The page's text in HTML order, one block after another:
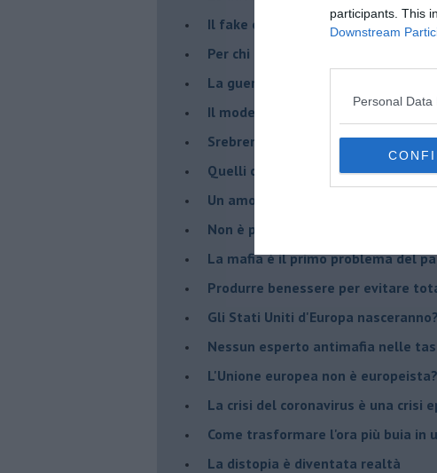
participants. This
Downstream
Personal
​Il fake e la mafia
Per chi combatte la mafia è l'ora più
La guerra nell'ex Jugoslavia, se
Il modello da seguire per gli Stati
Srebrenica 25° anniversario
Quelli che... rompono le balle
Un amore che ci ha portato anche la
Non è proprio un bel 23 maggio
La mafia è il primo problema del
Produrre benessere per evitare
Gli Stati Uniti d'Europa nasceranno?
Nessun esperto antimafia nelle
L'Unione europea non è europeista?
La crisi del coronavirus è una crisi
Come trasformare l'ora più buia in
​La distopia è diventata realtà